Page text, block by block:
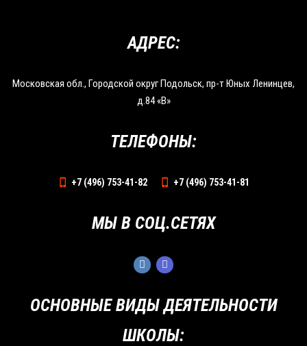
ОСНОВНЫЕ ВИДЫ ДЕЯТЕЛЬНОСТИ
ШКОЛЫ:
АДРЕС:
Московская обл., Городской округ Подольск, пр-т Юных Ленинцев,
д.84 «В»
ТЕЛЕФОНЫ:
+7 (496) 753-41-82 +7 (496) 753-41-81
МЫ В СОЦ.СЕТЯХ